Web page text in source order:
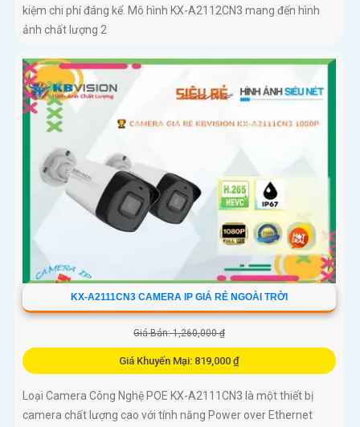
kiệm chi phí đáng kể. Mô hình KX-A2112CN3 mang đến hình
ảnh chất lượng 2
KX-A2111CN3 CAMERA IP GIÁ RẺ NGOÀI TRỜI
Giá Bán: 1,260,000 ₫
Giá Khuyến Mại: 819,000 ₫
Loại Camera Công Nghệ POE KX-A2111CN3 là một thiết bị
camera chất lượng cao với tính năng Power over Ethernet